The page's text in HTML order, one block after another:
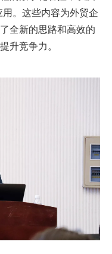
。这些内容为外贸企
全新的思路和高效的
升竞争力。